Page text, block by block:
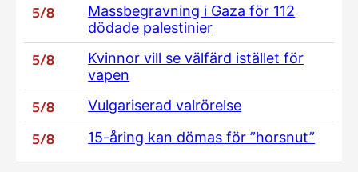
5/8
Massbegravning i Gaza för 112
dödade palestinier
5/8
Kvinnor vill se välfärd istället för
vapen
5/8 Vulgariserad valrörelse
5/8 15-åring kan dömas för ”horsnut”